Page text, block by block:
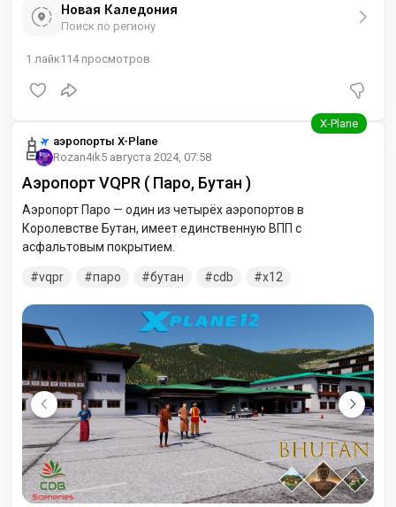
Новая Каледония
Поиск по региону
1 лайк114просмотров
аэропорты X-Plane
Rozan4ik5 августа 2024, 07:58
Аэропорт VQPR ( Паро, Бутан )
Аэропорт Паро — один из четырёх аэропортов в
Королевстве Бутан, имеет единственную ВПП с
асфальтовым покрытием.
vqpr паро бутан cdb x12